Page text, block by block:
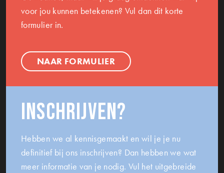
voor jou kunnen betekenen? Vul dan dit korte
formulier in.
NAAR FORMULIER
Inschrijven?
Hebben we al kennisgemaakt en wil je je nu
definitief bij ons inschrijven? Dan hebben we wat
meer informatie van je nodig. Vul het uitgebreide